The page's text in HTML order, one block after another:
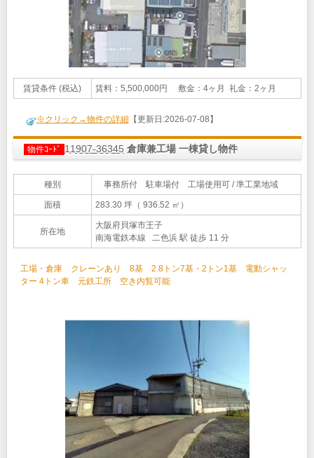
賃貸条件 (税込) 賃料：5,500,000円 敷金：4ヶ月 礼金：2ヶ月
※クリック→物件の詳細 【更新日:2026-07-08】
物件ｺｰﾄﾞ 11907-36345 倉庫兼工場 一棟貸し物件
種別 事務所付 駐車場付 工場使用可 / 準工業地域
面積 283.30 坪（ 936.52 ㎡）
所在地
大阪府貝塚市王子
南海電鉄本線 二色浜 駅 徒歩 11 分
工場・倉庫 クレーンあり 8基 2.8トン7基・2トン1基 電動シャッ
ター 4トン車 元鉄工所 空き内覧可能